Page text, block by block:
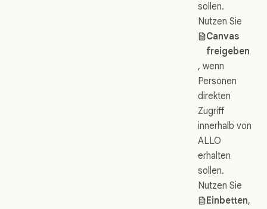
sollen.
Nutzen Sie
Canvas
freigeben
, wenn
Personen
direkten
Zugriff
innerhalb von
ALLO
erhalten
sollen.
Nutzen Sie
Einbetten,